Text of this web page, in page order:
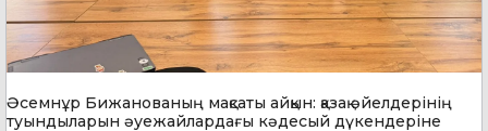
Әсемнұр Бижанованың мақсаты айқын: қазақ әйелдерінің
туындыларын әуежайлардағы кәдесый дүкендеріне